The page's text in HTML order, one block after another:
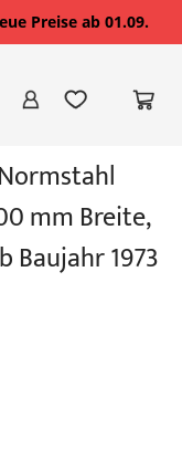
Preise ab 01.09.
mm Breite,
Baujahr 1973